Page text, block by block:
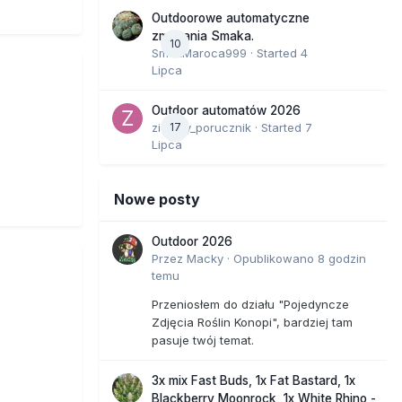
tak
10
Outdoorowe automatyczne
zmagania Smaka.
SmakMaroca999 · Started 4
Lipca
17
Outdoor automatów 2026
zielony_porucznik · Started 7
Lipca
Nowe posty
Outdoor 2026
Przez Macky · Opublikowano 8 godzin
temu
Przeniosłem do działu "Pojedyncze
Zdjęcia Roślin Konopi", bardziej tam
pasuje twój temat.
3x mix Fast Buds, 1x Fat Bastard, 1x
Blackberry Moonrock, 1x White Rhino -